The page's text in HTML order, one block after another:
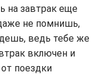
на завтрак еще
не помнишь,
ведь тебе же
включен и
поездки